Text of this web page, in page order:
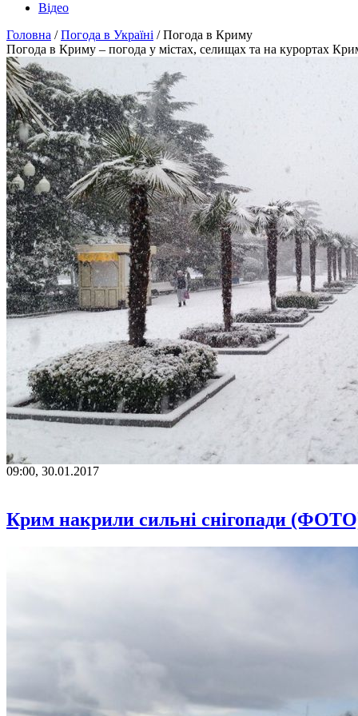
Відео
Головна /Погода в Україні / Погода в Криму
Погода в Криму – погода у містах, селищах та на курортах
09:00, 30.01.2017
Крим накрили сильні снігопади